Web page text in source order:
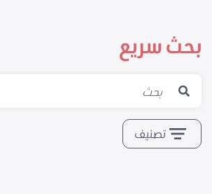
بحث سريع
تصنيف